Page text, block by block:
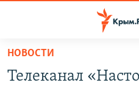
Вернуться
основному
НОВОСТИ
Телеканал